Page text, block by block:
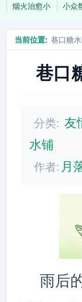
烟火治愈小 小众
当前位置: 巷口糖
巷口
分类: 友
水铺
作者: 月
雨后